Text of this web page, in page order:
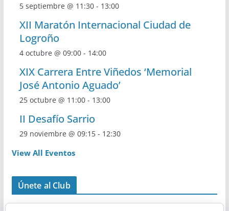
5 septiembre @ 11:30- 13:00
XII Maratón Internacional Ciudad de
Logroño
4 octubre @ 09:00- 14:00
XIX Carrera Entre Viñedos ‘Memorial
José Antonio Aguado’
25 octubre @ 11:00- 13:00
II Desafío Sarrio
29 noviembre @ 09:15- 12:30
View All Eventos
Únete al Club